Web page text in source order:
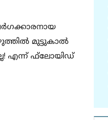
മുട്ടുകാല്‍
എന്ന് ഫ്‌ലോയിഡ്